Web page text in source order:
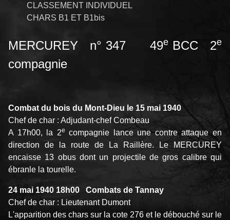
CLASSEMENT INDIVIDUEL
CHARS B1 ET B1bis
MERCUREY n° 347 49eBCC 2e
compagnie
Combat du bois du Mont-Dieu le 15 mai 1940
Chef de char : Adjudant-chef Combeau
A 17h00, la 2e compagnie lance une contre attaque en
direction de la route de La Raillère. Le MERCUREY
encaisse 13 obus dont un projectile de gros calibre qui
ébranle la tourelle.
24 mai 1940 18h00 Combats de Tannay
Chef de char : Lieutenant Dumont
L'apparition des chars sur la cote 276 et le débouché sur le